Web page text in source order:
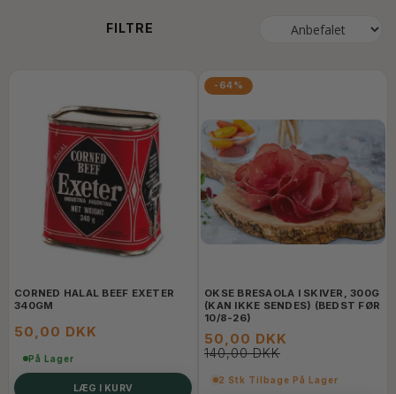
FILTRE
CORNED HALAL BEEF EXETER
340GM
50,00 DKK
På Lager
LÆG I KURV
-64%
OKSE BRESAOLA I SKIVER, 300G
(KAN IKKE SENDES) (BEDST FØR
10/8-26)
50,00 DKK
140,00 DKK
2 Stk Tilbage På Lager